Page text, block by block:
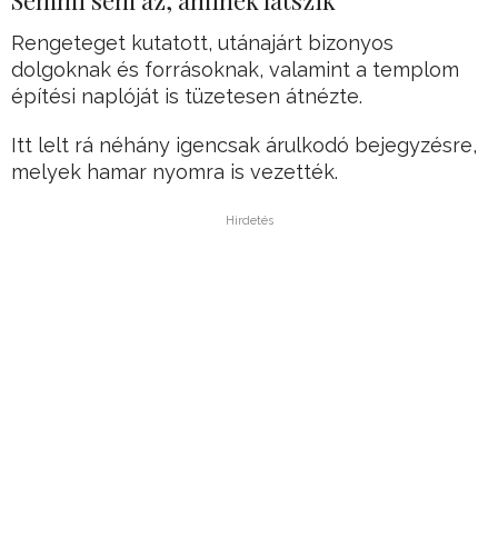
Rengeteget kutatott, utánajárt bizonyos
dolgoknak és forrásoknak, valamint a templom
építési naplóját is tüzetesen átnézte.
Itt lelt rá néhány igencsak árulkodó bejegyzésre,
melyek hamar nyomra is vezették.
Hirdetés